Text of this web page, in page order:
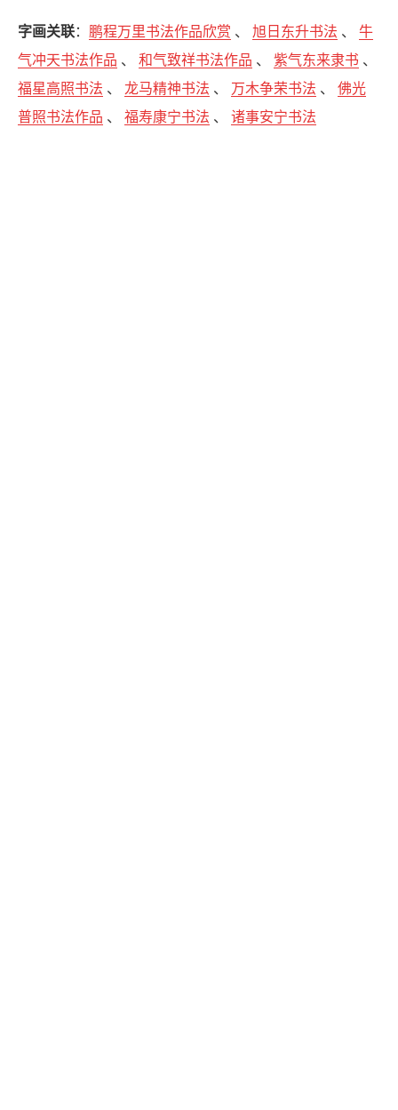
字画关联： 鹏程万里书法作品欣赏 、旭日东升书法 、牛
气冲天书法作品 、和气致祥书法作品 、紫气东来隶书 、
福星高照书法 、龙马精神书法 、 万木争荣书法 、佛光
普照书法作品 、福寿康宁书法 、诸事安宁书法